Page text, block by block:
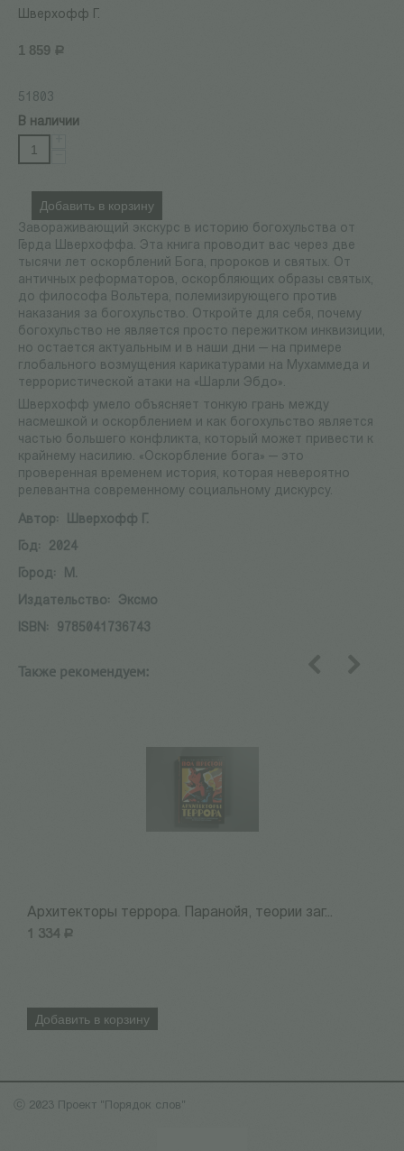
Шверхофф Г.
1 859 Р
51803
В наличии
Добавить в корзину
Завораживающий экскурс в историю богохульства от
Герда Шверхоффа. Эта книга проводит вас через две
тысячи лет оскорблений Бога, пророков и святых. От
античных реформаторов, оскорбляющих образы святых,
до философа Вольтера, полемизирующего против
наказания за богохульство. Откройте для себя, почему
богохульство не является просто пережитком инквизиции,
но остается актуальным и в наши дни — на примере
глобального возмущения карикатурами на Мухаммеда и
террористической атаки на «Шарли Эбдо».
Шверхофф умело объясняет тонкую грань между
насмешкой и оскорблением и как богохульство является
частью большего конфликта, который может привести к
крайнему насилию. «Оскорбление бога» — это
проверенная временем история, которая невероятно
релевантна современному социальному дискурсу.
Автор:
Шверхофф Г.
Год:
2024
Город:
М.
Издательство:
Эксмо
ISBN:
9785041736743
Также рекомендуем:
Архитекторы террора. Паранойя, теории заг...
1 334 Р
Добавить в корзину
ⓒ 2023 Проект "Порядок слов"